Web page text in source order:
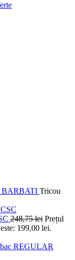
BARBATI Tricou
248,75lei Prețul
199,00 lei.